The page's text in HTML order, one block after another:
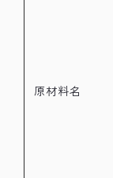
原材料名